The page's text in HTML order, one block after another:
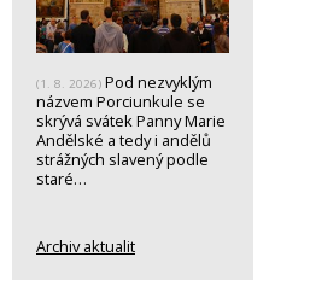
(1. 8. 2026) Pod nezvyklým
názvem Porciunkule se
skrývá svátek Panny Marie
Andělské a tedy i andělů
strážných slavený podle
staré…
Archiv aktualit